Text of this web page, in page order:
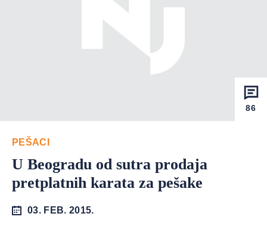
86
PEŠACI
U Beogradu od sutra prodaja
pretplatnih karata za pešake
03. FEB. 2015.